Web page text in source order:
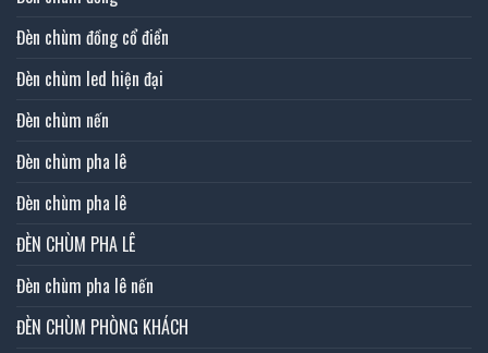
Đèn chùm đồng cổ điển
Đèn chùm led hiện đại
Đèn chùm nến
Đèn chùm pha lê
Đèn chùm pha lê
ĐÈN CHÙM PHA LÊ
Đèn chùm pha lê nến
ĐÈN CHÙM PHÒNG KHÁCH